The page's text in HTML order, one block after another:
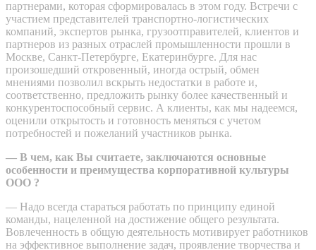
партнерами, которая сформировалась в этом году. Встречи с
участием представителей транспортно-логистических
компаний, экспертов рынка, грузоотправителей, клиентов и
партнеров из разных отраслей промышленности прошли в
Москве, Санкт-Петербурге, Екатеринбурге. Для нас
произошедший откровенный, иногда острый, обмен
мнениями позволил вскрыть недостатки в работе и,
соответственно, предложить рынку более качественный и
конкурентоспособный сервис. А клиенты, как мы надеемся,
оценили открытость и готовность меняться с учетом
потребностей и пожеланий участников рынка.
— В чем, как Вы считаете, заключаются основные
особенности и преимущества корпоративной культуры
ООО ?
— Надо всегда стараться работать по принципу единой
команды, нацеленной на достижение общего результата.
Вовлеченность в общую деятельность мотивирует работников
на эффективное выполнение задач, проявление творчества и